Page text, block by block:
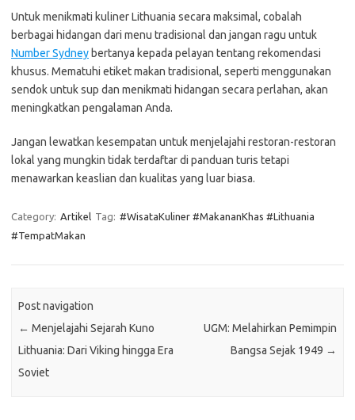
Untuk menikmati kuliner Lithuania secara maksimal, cobalah
berbagai hidangan dari menu tradisional dan jangan ragu untuk
Number Sydney bertanya kepada pelayan tentang rekomendasi
khusus. Mematuhi etiket makan tradisional, seperti menggunakan
sendok untuk sup dan menikmati hidangan secara perlahan, akan
meningkatkan pengalaman Anda.
Jangan lewatkan kesempatan untuk menjelajahi restoran-restoran
lokal yang mungkin tidak terdaftar di panduan turis tetapi
menawarkan keaslian dan kualitas yang luar biasa.
Category: Artikel Tag: #WisataKuliner #MakananKhas #Lithuania
#TempatMakan
Post navigation
← Menjelajahi Sejarah Kuno
Lithuania: Dari Viking hingga Era
Soviet
UGM: Melahirkan Pemimpin
Bangsa Sejak 1949 →